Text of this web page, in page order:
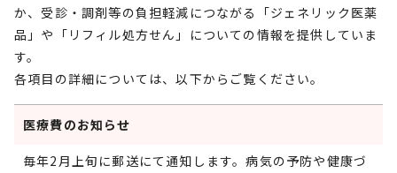
か、受診・調剤等の負担軽減につながる「ジェネリック医薬
品」や「リフィル処方せん」についての情報を提供していま
す。
各項目の詳細については、以下からご覧ください。
医療費のお知らせ
毎年2月上旬に郵送にて通知します。病気の予防や健康づ